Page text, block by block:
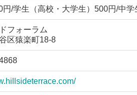
円/学生（高校・大学生）500円/中学
フォーラム
区猿楽町18-8